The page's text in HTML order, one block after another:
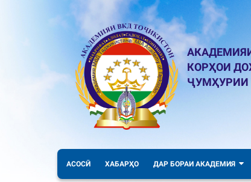
КОРҲОИ
ҶУМҲУРИИ
АСОСӢ ХАБАРҲО ДАР БОРАИ АКАДЕМИЯ